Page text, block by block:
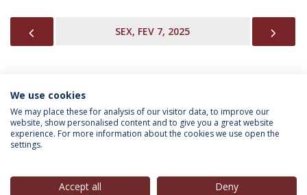
SEX, FEV 7, 2025
INFORMAÇÃO PARA
We use cookies
We may place these for analysis of our visitor data, to improve our
website, show personalised content and to give you a great website
experience. For more information about the cookies we use open the
settings.
Accept all Deny